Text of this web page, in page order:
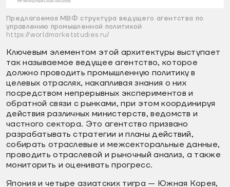
Предлагаемая МВФ структура ведущего агентства по
управлению промышленной политикой
https://worldmarketstudies.ru/
Ключевым элементом этой архитектуры выступает
так называемое ведущее агентство, которое
должно проводить промышленную политику в
целевых отраслях, накапливая знания о них
посредством непрерывных экспериментов и
обратной связи с рынками, при этом координируя
действия различных министерств, ведомств и
частного сектора. Это агентство призвано
разрабатывать стратегии и планы действий,
собирать отраслевые и межсекторальные данные,
проводить отраслевой и рыночный анализ, а также
мониторить и оценивать прогресс.
Япония и четыре азиатских тигра — Южная Корея,